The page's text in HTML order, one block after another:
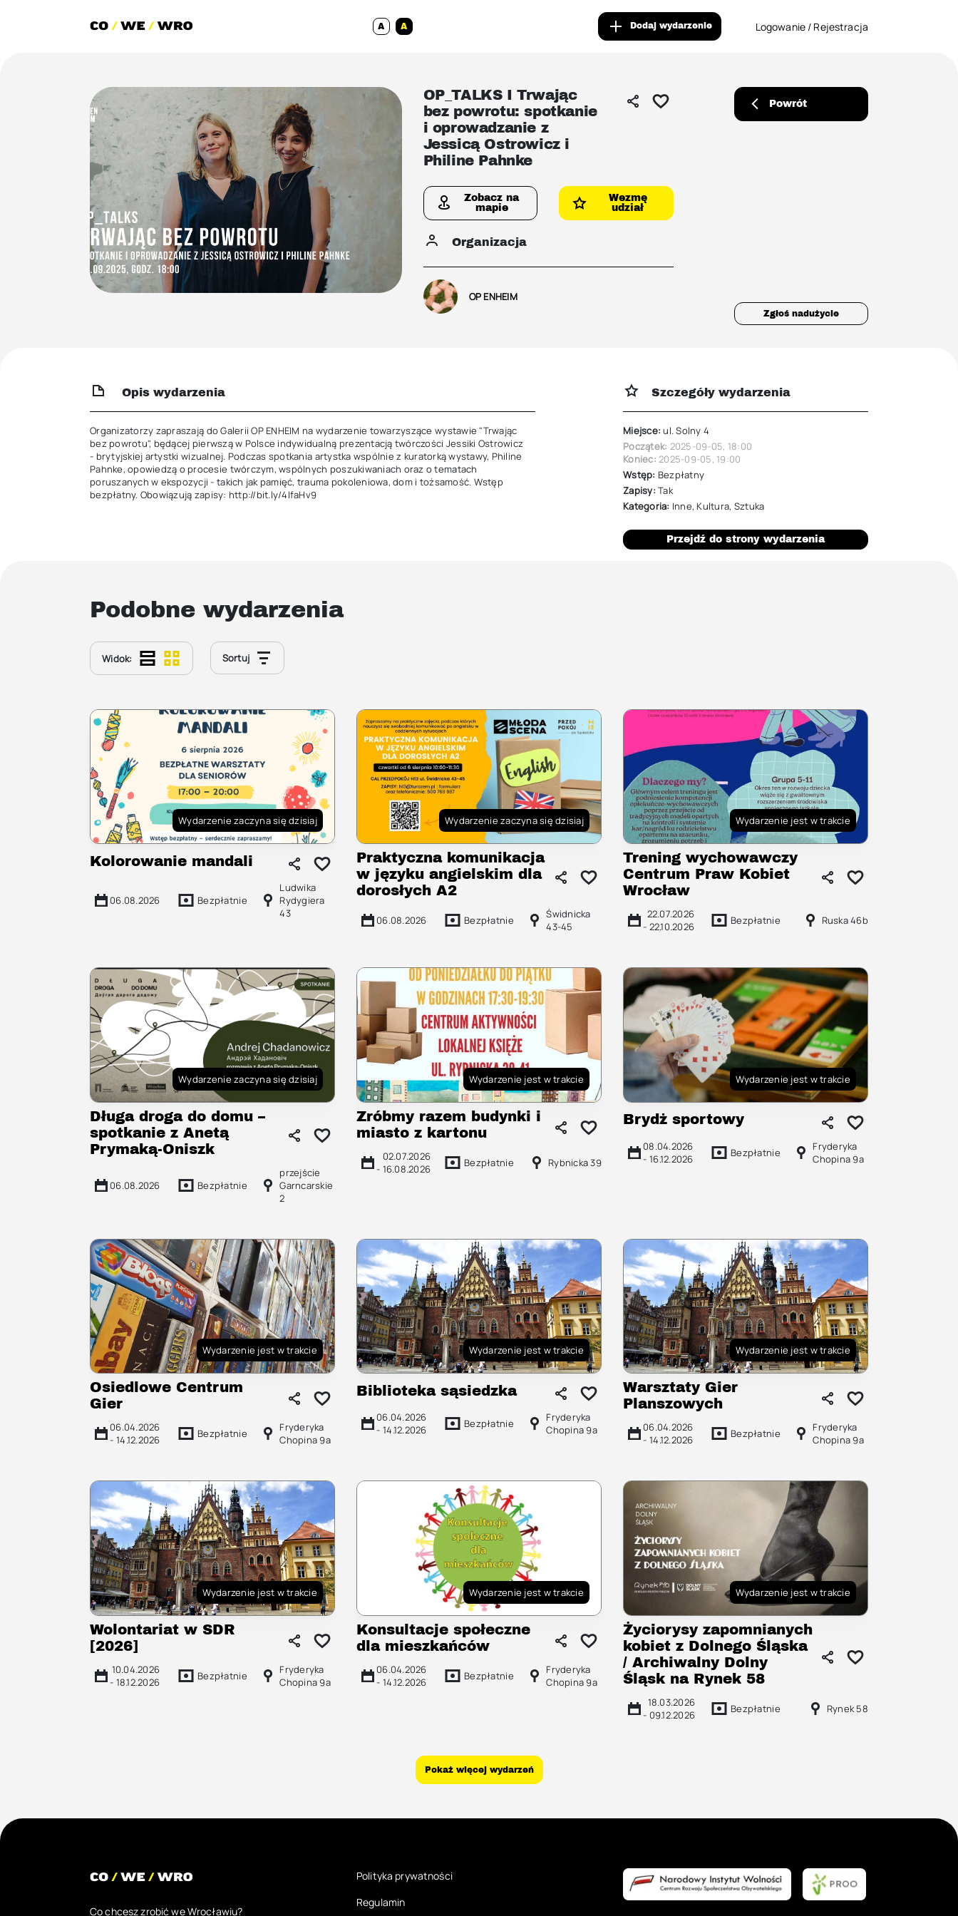
A A Dodaj wydarzenie Logowanie / Rejestracja
OP_TALKS I Trwając
bez powrotu: spotkanie
i oprowadzanie z
Jessicą Ostrowicz i
Philine Pahnke
Zobacz na
mapie
Wezmę
udział
Organizacja
OP ENHEIM
Powrót
Zgłoś nadużycie
Opis wydarzenia
Organizatorzy zapraszają do Galerii OP ENHEIM na wydarzenie towarzyszące wystawie "Trwając
bez powrotu", będącej pierwszą w Polsce indywidualną prezentacją twórczości Jessiki Ostrowicz
- brytyjskiej artystki wizualnej. Podczas spotkania artystka wspólnie z kuratorką wystawy, Philine
Pahnke, opowiedzą o procesie twórczym, wspólnych poszukiwaniach oraz o tematach
poruszanych w ekspozycji - takich jak pamięć, trauma pokoleniowa, dom i tożsamość. Wstęp
bezpłatny. Obowiązują zapisy: http://bit.ly/4lfaHv9
Szczegóły wydarzenia
Miejsce:ul. Solny 4
Początek: 2025-09-05, 18:00
Koniec:2025-09-05, 19:00
Wstęp: Bezpłatny
Zapisy:Tak
Kategoria: Inne, Kultura, Sztuka
Przejdź do strony wydarzenia
Podobne wydarzenia
Widok: Sortuj
Wydarzenie zaczyna się dzisiaj
Kolorowanie mandali
06.08.2026 Bezpłatnie
Ludwika
Rydygiera
43
Wydarzenie zaczyna się dzisiaj
Praktyczna komunikacja
w języku angielskim dla
dorosłych A2
06.08.2026 Bezpłatnie
Świdnicka
43-45
Wydarzenie jest w trakcie
Trening wychowawczy
Centrum Praw Kobiet
Wrocław
22.07.2026
- 22.10.2026 Bezpłatnie Ruska 46b
Wydarzenie zaczyna się dzisiaj
Długa droga do domu –
spotkanie z Anetą
Prymaką-Oniszk
06.08.2026 Bezpłatnie
przejście
Garncarskie
2
Wydarzenie jest w trakcie
Zróbmy razem budynki i
miasto z kartonu
02.07.2026
- 16.08.2026 Bezpłatnie Rybnicka 39
Wydarzenie jest w trakcie
Brydż sportowy
08.04.2026
- 16.12.2026 Bezpłatnie
Fryderyka
Chopina 9a
Wydarzenie jest w trakcie
Osiedlowe Centrum
Gier
06.04.2026
- 14.12.2026 Bezpłatnie
Fryderyka
Chopina 9a
Wydarzenie jest w trakcie
Biblioteka sąsiedzka
06.04.2026
- 14.12.2026 Bezpłatnie
Fryderyka
Chopina 9a
Wydarzenie jest w trakcie
Warsztaty Gier
Planszowych
06.04.2026
- 14.12.2026 Bezpłatnie
Fryderyka
Chopina 9a
Wydarzenie jest w trakcie
Wolontariat w SDR
[2026]
10.04.2026
- 18.12.2026 Bezpłatnie
Fryderyka
Chopina 9a
Wydarzenie jest w trakcie
Konsultacje społeczne
dla mieszkańców
06.04.2026
- 14.12.2026 Bezpłatnie
Fryderyka
Chopina 9a
Wydarzenie jest w trakcie
Życiorysy zapomnianych
kobiet z Dolnego Śląska
/ Archiwalny Dolny
Śląsk na Rynek 58
18.03.2026
- 09.12.2026 Bezpłatnie Rynek 58
Pokaż więcej wydarzeń
Co chcesz zrobić we Wrocławiu?
Polityka prywatności
Regulamin